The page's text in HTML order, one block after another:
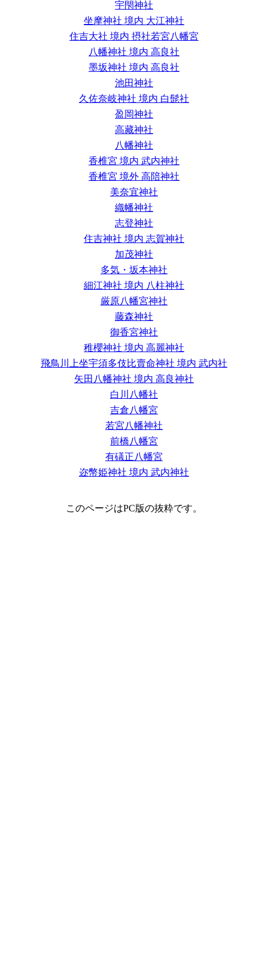
宇閇神社
坐摩神社 境内 大江神社
住吉大社 境内 摂社若宮八幡宮
八幡神社 境内 高良社
墨坂神社 境内 高良社
池田神社
久佐奈岐神社 境内 白髭社
盈岡神社
高藏神社
八幡神社
香椎宮 境内 武内神社
香椎宮 境外 高陪神社
美奈宜神社
織幡神社
志登神社
住吉神社 境内 志賀神社
加茂神社
多気・坂本神社
細江神社 境内 八柱神社
厳原八幡宮神社
藤森神社
御香宮神社
稚櫻神社 境内 高麗神社
飛鳥川上坐宇須多伎比賣命神社 境内 武内社
矢田八幡神社 境内 高良神社
白川八幡社
吉倉八幡宮
若宮八幡神社
前橋八幡宮
有礒正八幡宮
迩幣姫神社 境内 武内神社
このページはPC版の抜粋です。